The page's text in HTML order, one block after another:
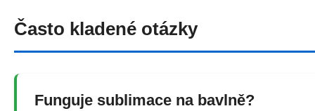
Často kladené otázky
Funguje sublimace na bavlně?